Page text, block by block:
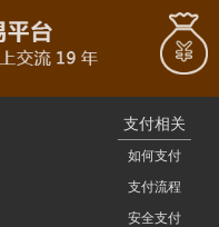
支付相关
如何支付
支付流程
安全支付